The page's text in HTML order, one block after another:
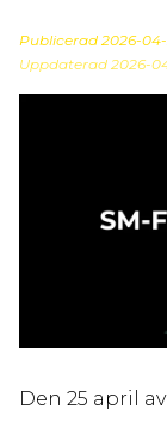
Publicerad 2026-
Uppdaterad 2026-
Den 25 april